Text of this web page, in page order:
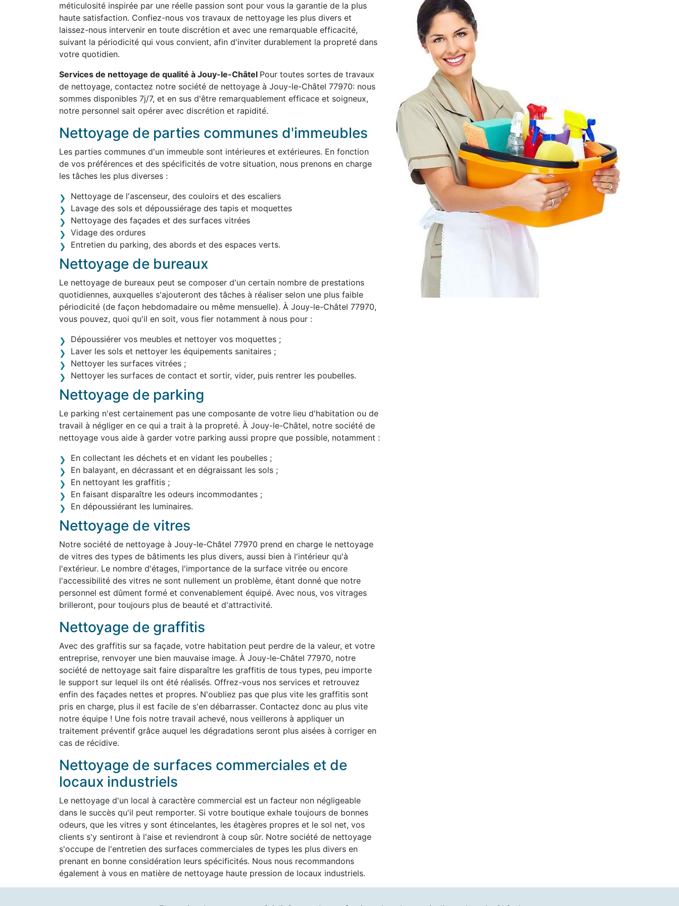
méticulosité inspirée par une réelle passion sont pour vous la garantie de la plus
haute satisfaction. Confiez-nous vos travaux de nettoyage les plus divers et
laissez-nous intervenir en toute discrétion et avec une remarquable efficacité,
suivant la périodicité qui vous convient, afin d'inviter durablement la propreté dans
votre quotidien.
Services de nettoyage de qualité à Jouy-le-Châtel Pour toutes sortes de travaux
de nettoyage, contactez notre société de nettoyage à Jouy-le-Châtel 77970: nous
sommes disponibles 7j/7, et en sus d'être remarquablement efficace et soigneux,
notre personnel sait opérer avec discrétion et rapidité.
Nettoyage de parties communes d'immeubles
Les parties communes d'un immeuble sont intérieures et extérieures. En fonction
de vos préférences et des spécificités de votre situation, nous prenons en charge
les tâches les plus diverses :
Nettoyage de l'ascenseur, des couloirs et des escaliers
Lavage des sols et dépoussiérage des tapis et moquettes
Nettoyage des façades et des surfaces vitrées
Vidage des ordures
Entretien du parking, des abords et des espaces verts.
Nettoyage de bureaux
Le nettoyage de bureaux peut se composer d'un certain nombre de prestations
quotidiennes, auxquelles s'ajouteront des tâches à réaliser selon une plus faible
périodicité (de façon hebdomadaire ou même mensuelle). À Jouy-le-Châtel 77970,
vous pouvez, quoi qu'il en soit, vous fier notamment à nous pour :
Dépoussiérer vos meubles et nettoyer vos moquettes ;
Laver les sols et nettoyer les équipements sanitaires ;
Nettoyer les surfaces vitrées ;
Nettoyer les surfaces de contact et sortir, vider, puis rentrer les poubelles.
Nettoyage de parking
Le parking n'est certainement pas une composante de votre lieu d'habitation ou de
travail à négliger en ce qui a trait à la propreté. À Jouy-le-Châtel, notre société de
nettoyage vous aide à garder votre parking aussi propre que possible, notamment :
En collectant les déchets et en vidant les poubelles ;
En balayant, en décrassant et en dégraissant les sols ;
En nettoyant les graffitis ;
En faisant disparaître les odeurs incommodantes ;
En dépoussiérant les luminaires.
Nettoyage de vitres
Notre société de nettoyage à Jouy-le-Châtel 77970 prend en charge le nettoyage
de vitres des types de bâtiments les plus divers, aussi bien à l'intérieur qu'à
l'extérieur. Le nombre d'étages, l'importance de la surface vitrée ou encore
l'accessibilité des vitres ne sont nullement un problème, étant donné que notre
personnel est dûment formé et convenablement équipé. Avec nous, vos vitrages
brilleront, pour toujours plus de beauté et d'attractivité.
Nettoyage de graffitis
Avec des graffitis sur sa façade, votre habitation peut perdre de la valeur, et votre
entreprise, renvoyer une bien mauvaise image. À Jouy-le-Châtel 77970, notre
société de nettoyage sait faire disparaître les graffitis de tous types, peu importe
le support sur lequel ils ont été réalisés. Offrez-vous nos services et retrouvez
enfin des façades nettes et propres. N'oubliez pas que plus vite les graffitis sont
pris en charge, plus il est facile de s'en débarrasser. Contactez donc au plus vite
notre équipe ! Une fois notre travail achevé, nous veillerons à appliquer un
traitement préventif grâce auquel les dégradations seront plus aisées à corriger en
cas de récidive.
Nettoyage de surfaces commerciales et de
locaux industriels
Le nettoyage d'un local à caractère commercial est un facteur non négligeable
dans le succès qu'il peut remporter. Si votre boutique exhale toujours de bonnes
odeurs, que les vitres y sont étincelantes, les étagères propres et le sol net, vos
clients s'y sentiront à l'aise et reviendront à coup sûr. Notre société de nettoyage
s'occupe de l'entretien des surfaces commerciales de types les plus divers en
prenant en bonne considération leurs spécificités. Nous nous recommandons
également à vous en matière de nettoyage haute pression de locaux industriels.